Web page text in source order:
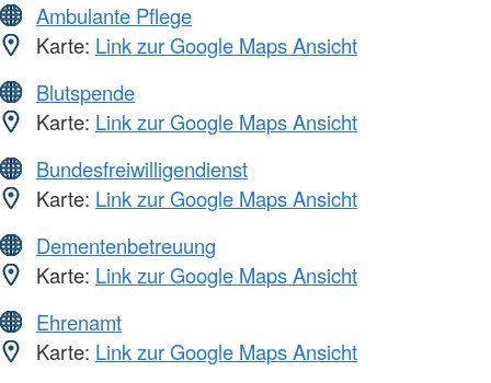
Ambulante Pflege
Karte: Link zur Google Maps Ansicht
Blutspende
Karte: Link zur Google Maps Ansicht
Bundesfreiwilligendienst
Karte: Link zur Google Maps Ansicht
Dementenbetreuung
Karte: Link zur Google Maps Ansicht
Ehrenamt
Karte: Link zur Google Maps Ansicht